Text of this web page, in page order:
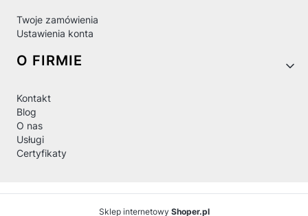
Twoje zamówienia
Ustawienia konta
O FIRMIE
Kontakt
Blog
O nas
Usługi
Certyfikaty
Sklep internetowy Shoper.pl